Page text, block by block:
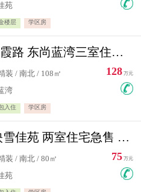
苑
楼层 学区房
河滨路松霞路 东尚蓝湾三室住宅急售
装 / 南北 / 108㎡
湾
入住 学区房
128 万元
福海路 映雪佳苑 两室住宅急售 可公积金贷款
装 / 南北 / 80㎡
苑
75 万元